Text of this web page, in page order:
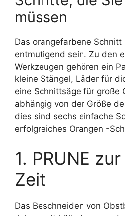
müssen
Das orangefarbene Schnitt
entmutigend sein. Zu den
Werkzeugen gehören ein
kleine Stängel, Läder für
eine Schnittsäge für große
abhängig von der Größe
dies sind sechs einfache
erfolgreiches Orangen -
1. PRUNE
Zeit
Das Beschneiden von